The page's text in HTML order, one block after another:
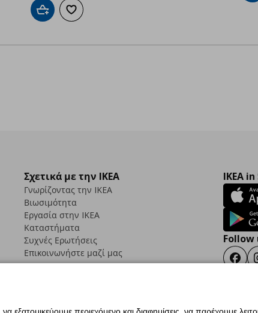
Προσθήκη στο καλάθι
Προσθήκη στα αγαπημένα
Σχετικά με την IKEA
Γνωρίζοντας την IKEA
Βιωσιμότητα
Εργασία στην IKEA
Καταστήματα
Συχνές Ερωτήσεις
Επικοινωνήστε μαζί μας
IKEA
Follow